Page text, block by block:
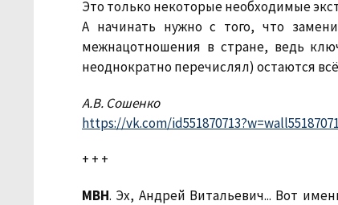
Это только некоторые необходимые
А начинать нужно с того, что
межнацотношения в стране, ведь
неоднократно перечислял) остаются
А.В. Сошенко
https://vk.com/
+ + +
МВН. Эх, Андрей Витальевич... Вот